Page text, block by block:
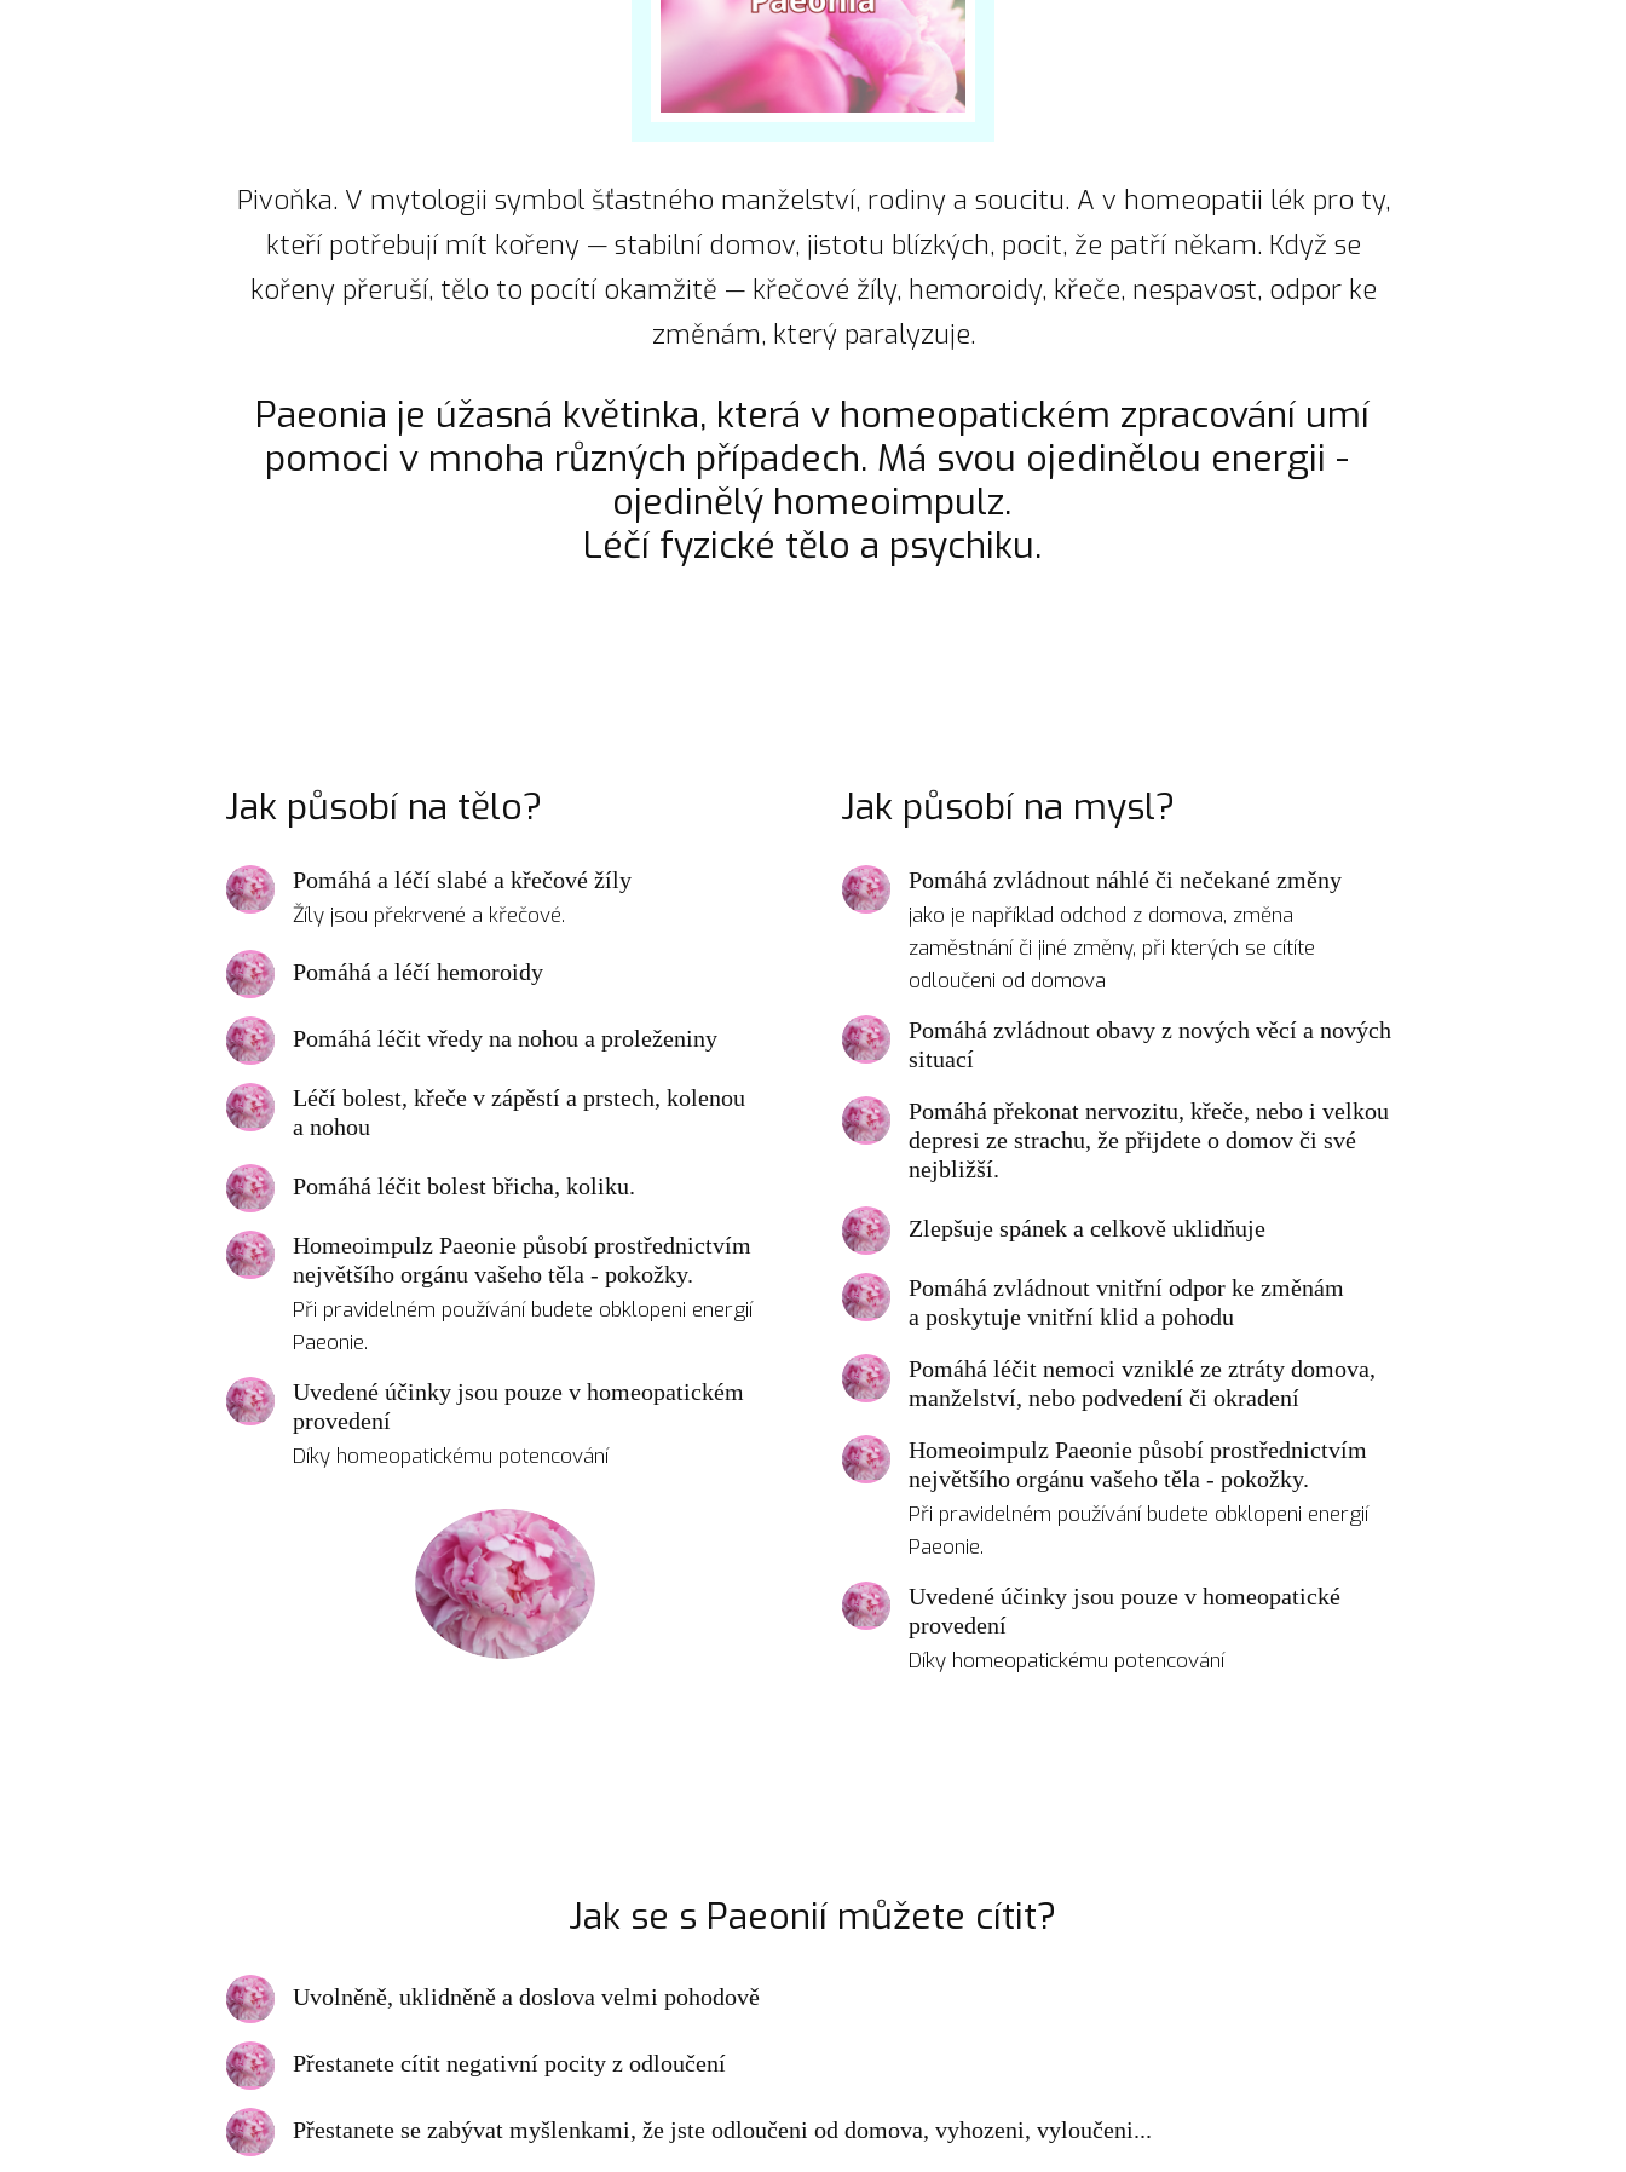
Pivoňka. V mytologii symbol šťastného manželství, rodiny a soucitu. A v homeopatii lék pro ty,
kteří potřebují mít kořeny — stabilní domov, jistotu blízkých, pocit, že patří někam. Když se
kořeny přeruší, tělo to pocítí okamžitě — křečové žíly, hemoroidy, křeče, nespavost, odpor ke
změnám, který paralyzuje.
Paeonia je úžasná květinka, která v homeopatickém zpracování umí
pomoci v mnoha různých případech. Má svou ojedinělou energii -
ojedinělý homeoimpulz.
Léčí fyzické tělo a psychiku.
Jak působí na tělo?
Pomáhá a léčí slabé a křečové žíly
Žíly jsou překrvené a křečové.
Pomáhá a léčí hemoroidy
Pomáhá léčit vředy na nohou a proleženiny
Léčí bolest, křeče v zápěstí a prstech, kolenou
a nohou
Pomáhá léčit bolest břicha, koliku.
Homeoimpulz Paeonie působí prostřednictvím
největšího orgánu vašeho těla - pokožky.
Při pravidelném používání budete obklopeni energií
Paeonie.
Uvedené účinky jsou pouze v homeopatickém
provedení
Díky homeopatickému potencování
Jak působí na mysl?
Pomáhá zvládnout náhlé či nečekané změny
jako je například odchod z domova, změna
zaměstnání či jiné změny, při kterých se cítíte
odloučeni od domova
Pomáhá zvládnout obavy z nových věcí a nových
situací
Pomáhá překonat nervozitu, křeče, nebo i velkou
depresi ze strachu, že přijdete o domov či své
nejbližší.
Zlepšuje spánek a celkově uklidňuje
Pomáhá zvládnout vnitřní odpor ke změnám
a poskytuje vnitřní klid a pohodu
Pomáhá léčit nemoci vzniklé ze ztráty domova,
manželství, nebo podvedení či okradení
Homeoimpulz Paeonie působí prostřednictvím
největšího orgánu vašeho těla - pokožky.
Při pravidelném používání budete obklopeni energií
Paeonie.
Uvedené účinky jsou pouze v homeopatické
provedení
Díky homeopatickému potencování
Jak se s Paeonií můžete cítit?
Uvolněně, uklidněně a doslova velmi pohodově
Přestanete cítit negativní pocity z odloučení
Přestanete se zabývat myšlenkami, že jste odloučeni od domova, vyhozeni, vyloučeni...